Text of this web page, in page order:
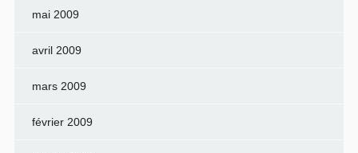
mai 2009
avril 2009
mars 2009
février 2009